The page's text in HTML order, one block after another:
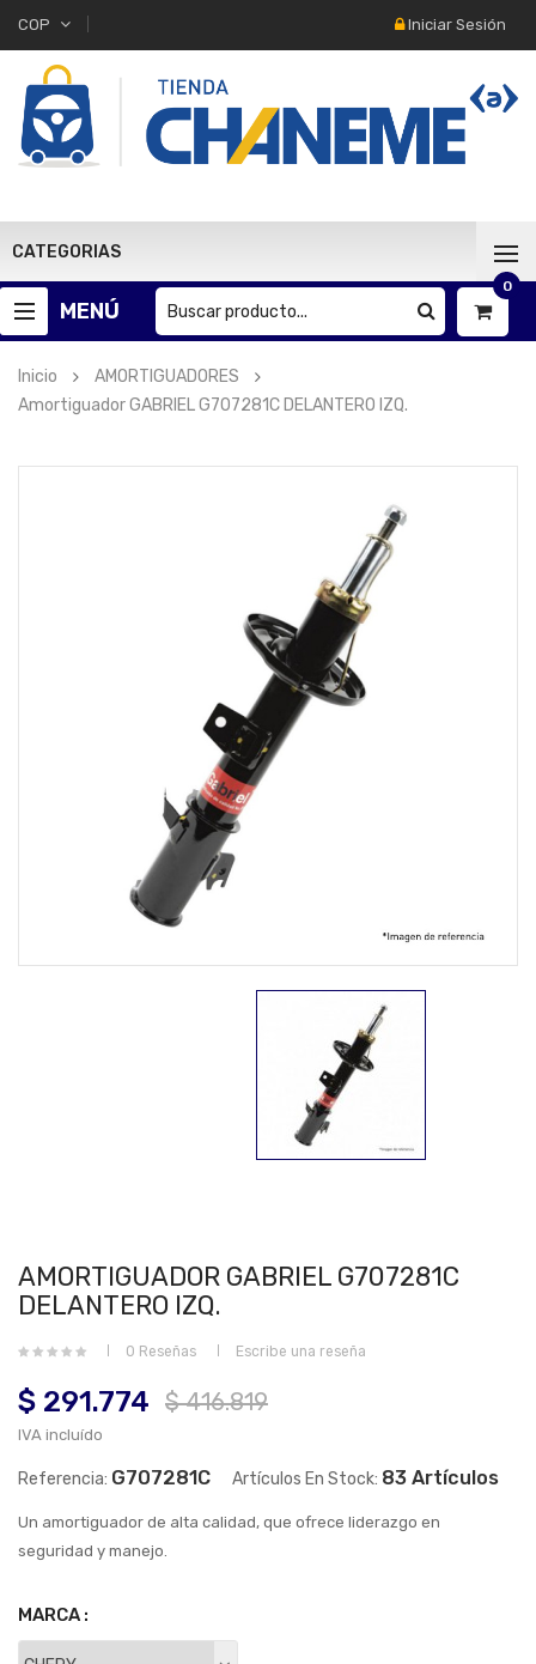
COP Iniciar Sesión
CATEGORIAS
MENÚ
0
Inicio
AMORTIGUADORES
Amortiguador GABRIEL G707281C DELANTERO IZQ.
AMORTIGUADOR GABRIEL G707281C
DELANTERO IZQ.
0 Reseñas Escribe una reseña
$ 291.774 $ 416.819
IVA incluído
Referencia: G707281C Artículos En Stock: 83 Artículos
Un amortiguador de alta calidad, que ofrece liderazgo en
seguridad y manejo.
MARCA :